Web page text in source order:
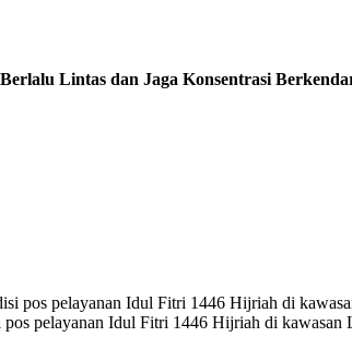
Lintas dan Jaga Konsentrasi
pelayanan Idul Fitri 1446 Hijriah di